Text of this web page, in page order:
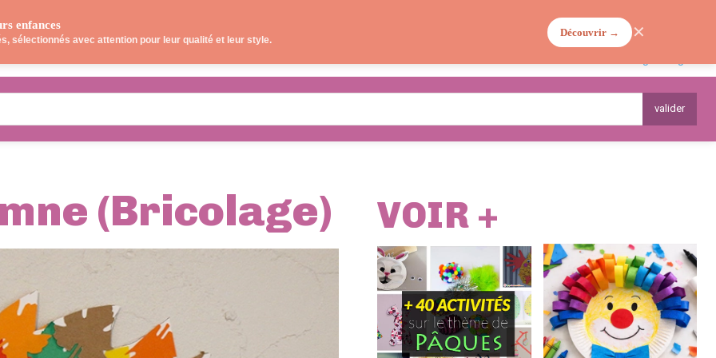
LECTURES JEUX SORTIES PLANTES
valider
(Bricolage) VOIR +
enfances
sélectionnés avec attention pour leur qualité et leur style.
Découvrir → ✕